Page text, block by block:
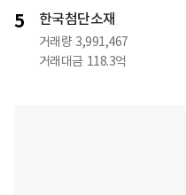
5 한국첨단소재
거래량 3,991,467
거래대금 118.3억